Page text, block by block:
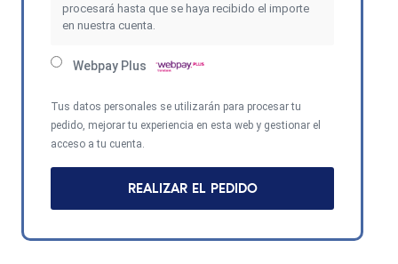
procesará hasta que se haya recibido el importe
en nuestra cuenta.
Webpay Plus
Tus datos personales se utilizarán para procesar tu
pedido, mejorar tu experiencia en esta web y gestionar el
acceso a tu cuenta.
REALIZAR EL PEDIDO